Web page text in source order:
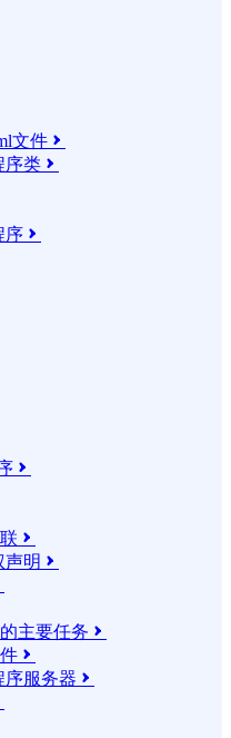
文件 
序类 
序 


声明 
主要任务 

序服务器 